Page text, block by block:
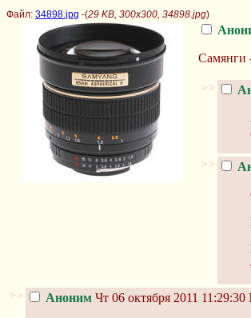
Файл: 34898.jpg -(29 KB, 300x300, 34898.jpg)
Самянги
>>
>>
>> Аноним Чт 06 октября 2011 11:29:30